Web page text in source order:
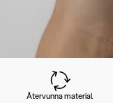
Återvunna material